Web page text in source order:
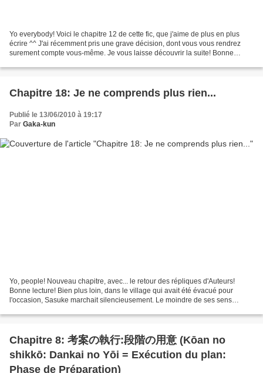
Yo everybody! Voici le chapitre 12 de cette fic, que j'aime de plus en plus
écrire ^^ J'ai récemment pris une grave décision, dont vous vous rendrez
surement compte vous-même. Je vous laisse découvrir la suite! Bonne
Chapitre 18: Je ne comprends plus rien...
Publié le 13/06/2010 à 19:17
Par Gaka-kun
Yo, people! Nouveau chapitre, avec... le retour des répliques d'Auteurs!
Bonne lecture! Bien plus loin, dans le village qui avait été évacué pour
l'occasion, Sasuke marchait silencieusement. Le moindre de ses sens
Chapitre 8: 考案の執行:段階の用意 (Kōan no
shikkō: Dankai no Yōi = Exécution du plan:
Phase de Préparation)